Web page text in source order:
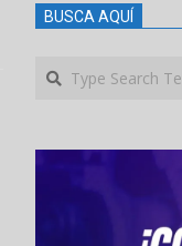
BUSCA AQUÍ
Search